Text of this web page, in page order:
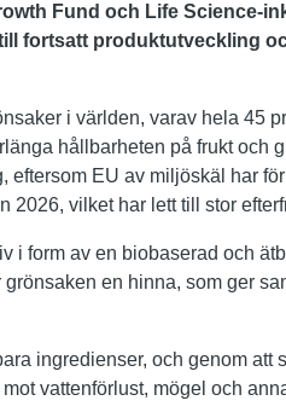
Fund och Life Science-
fortsatt produktutveckling
i världen, varav hela 45
hållbarheten på frukt och
EU av miljöskäl har
2026, vilket har lett till stor
i form av en biobaserad och
en hinna, som ger
ingredienser, och genom att
vattenförlust, mögel och